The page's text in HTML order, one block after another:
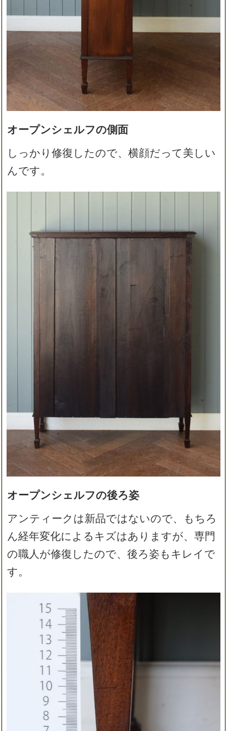
オープンシェルフの側面
しっかり修復したので、横顔だって美しい
んです。
オープンシェルフの後ろ姿
アンティークは新品ではないので、もちろ
ん経年変化によるキズはありますが、専門
の職人が修復したので、後ろ姿もキレイで
す。